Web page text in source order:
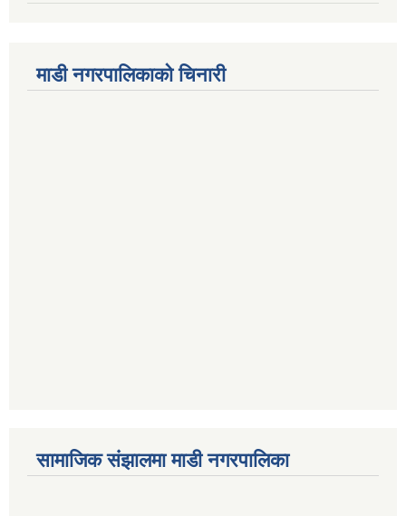
माडी नगरपालिकाको चिनारी
सामाजिक संझालमा माडी नगरपालिका